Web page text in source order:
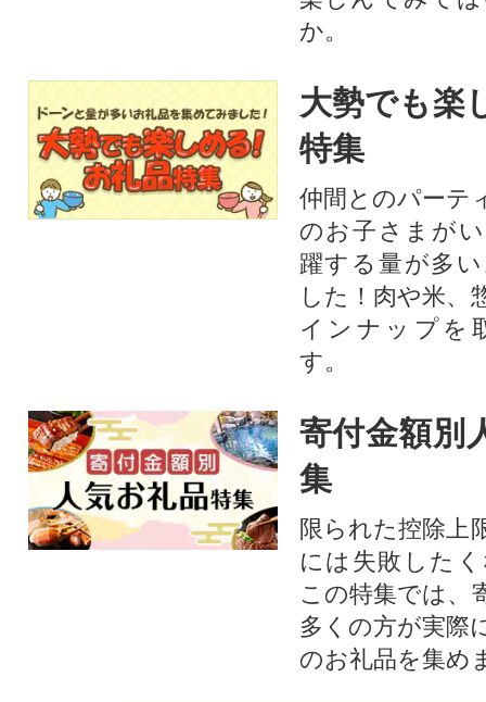
か。
大勢でも楽
特集
仲間とのパーテ
のお子さまが
躍する量が多
した！肉や米、
インナップを
す。
寄付金額別
集
限られた控除上
には失敗した
この特集では、
多くの方が実際
のお礼品を集め